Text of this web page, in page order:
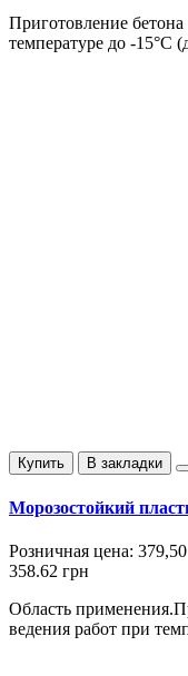
Приготовление бетона
температуре до -15°С
Купить В закладки
Морозостойкий
Розничная цена: 379,50
358.62 грн
Область
ведения работ при